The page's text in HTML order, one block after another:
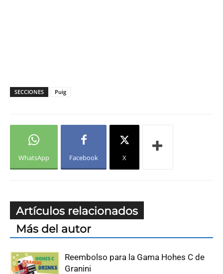
SECCIONES Puig
WhatsApp Facebook X
Artículos relacionados
Más del autor
Reembolso para la Gama Hohes C de
Granini